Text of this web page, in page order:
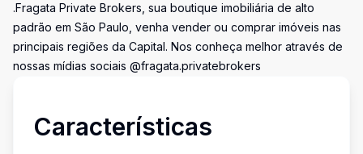
.Fragata Private Brokers, sua boutique imobiliária de alto
padrão em São Paulo, venha vender ou comprar imóveis nas
principais regiões da Capital. Nos conheça melhor através de
nossas mídias sociais @fragata.privatebrokers
Características